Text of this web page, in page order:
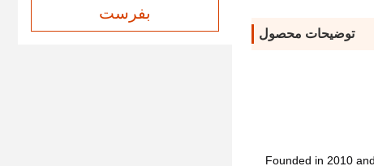
توضیحات محصول
Founded in 2010
بفرست